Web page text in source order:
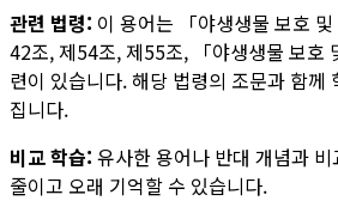
관련 법령: 이 용어는
「야생생물 보호
42조, 제54조, 제55조, 「야생생물 보호
련이 있습니다. 해당 법령의 조문과 함께
집니다.
비교 학습: 유사한 용어나 반대 개념과
줄이고 오래 기억할 수 있습니다.